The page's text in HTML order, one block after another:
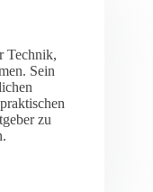
Technik,
Sein
zu